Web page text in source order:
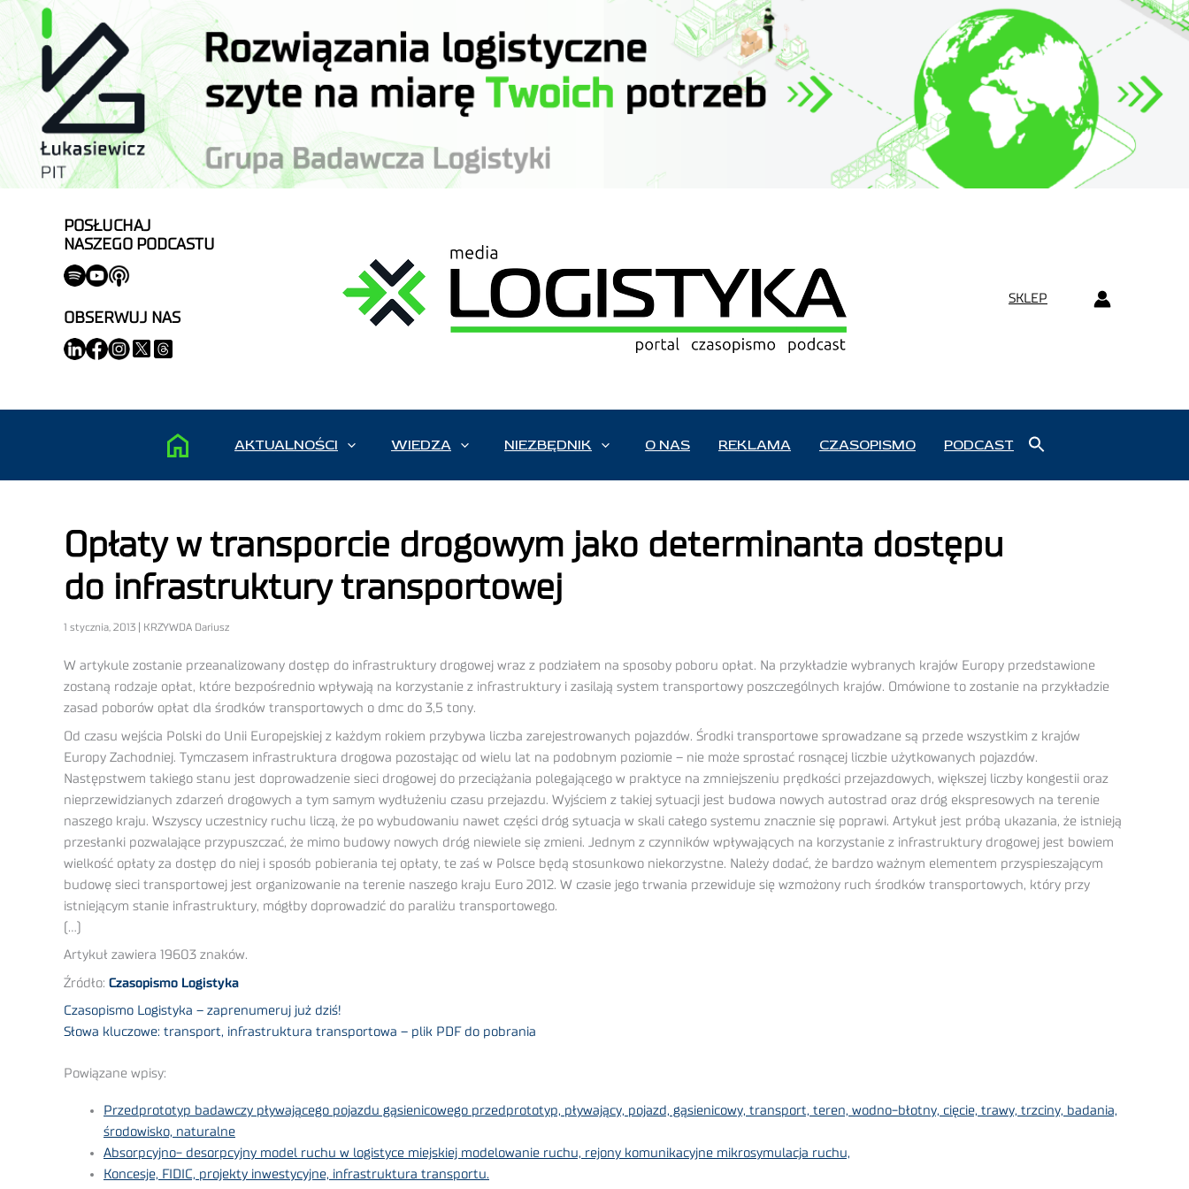
POSŁUCHAJ
NASZEGO PODCASTU
OBSERWUJ NAS
SKLEP
AKTUALNOŚCI WIEDZA NIEZBĘDNIK O NAS REKLAMA CZASOPISMO PODCAST
Opłaty w transporcie drogowym jako determinanta dostępu
do infrastruktury transportowej
1 stycznia, 2013 | KRZYWDA Dariusz
W artykule zostanie przeanalizowany dostęp do infrastruktury drogowej wraz z podziałem na sposoby poboru opłat. Na przykładzie wybranych krajów Europy przedstawione
zostaną rodzaje opłat, które bezpośrednio wpływają na korzystanie z infrastruktury i zasilają system transportowy poszczególnych krajów. Omówione to zostanie na przykładzie
zasad poborów opłat dla środków transportowych o dmc do 3,5 tony.
Od czasu wejścia Polski do Unii Europejskiej z każdym rokiem przybywa liczba zarejestrowanych pojazdów. Środki transportowe sprowadzane są przede wszystkim z krajów
Europy Zachodniej. Tymczasem infrastruktura drogowa pozostając od wielu lat na podobnym poziomie – nie może sprostać rosnącej liczbie użytkowanych pojazdów.
Następstwem takiego stanu jest doprowadzenie sieci drogowej do przeciążania polegającego w praktyce na zmniejszeniu prędkości przejazdowych, większej liczby kongestii oraz
nieprzewidzianych zdarzeń drogowych a tym samym wydłużeniu czasu przejazdu. Wyjściem z takiej sytuacji jest budowa nowych autostrad oraz dróg ekspresowych na terenie
naszego kraju. Wszyscy uczestnicy ruchu liczą, że po wybudowaniu nawet części dróg sytuacja w skali całego systemu znacznie się poprawi. Artykuł jest próbą ukazania, że istnieją
przesłanki pozwalające przypuszczać, że mimo budowy nowych dróg niewiele się zmieni. Jednym z czynników wpływających na korzystanie z infrastruktury drogowej jest bowiem
wielkość opłaty za dostęp do niej i sposób pobierania tej opłaty, te zaś w Polsce będą stosunkowo niekorzystne. Należy dodać, że bardzo ważnym elementem przyspieszającym
budowę sieci transportowej jest organizowanie na terenie naszego kraju Euro 2012. W czasie jego trwania przewiduje się wzmożony ruch środków transportowych, który przy
istniejącym stanie infrastruktury, mógłby doprowadzić do paraliżu transportowego.
(…)
Artykuł zawiera 19603 znaków.
Źródło: Czasopismo Logistyka
Czasopismo Logistyka – zaprenumeruj już dziś!
Słowa kluczowe: transport, infrastruktura transportowa – plik PDF do pobrania
Powiązane wpisy:
Przedprototyp badawczy pływającego pojazdu gąsienicowego przedprototyp, pływający, pojazd, gąsienicowy, transport, teren, wodno-błotny, cięcie, trawy, trzciny, badania,
środowisko, naturalne
Absorpcyjno- desorpcyjny model ruchu w logistyce miejskiej modelowanie ruchu, rejony komunikacyjne mikrosymulacja ruchu,
Koncesje, FIDIC, projekty inwestycyjne, infrastruktura transportu.